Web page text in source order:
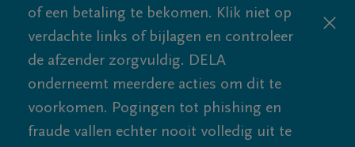
of een betaling te bekomen. Klik niet op
verdachte links of bijlagen en controleer
de afzender zorgvuldig. DELA
onderneemt meerdere acties om dit te
voorkomen. Pogingen tot phishing en
fraude vallen echter nooit volledig uit te